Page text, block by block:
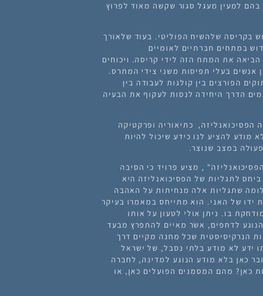
למעין מעגל סגור שקשה מאוד לפרוץ
בקריסה שלהשיח הפוליטי. בעוד שלאורך
במתחים חברתיים לאומיים
הביאה את המתח הזה לידי קריסה. ויכוחים
אנשים בעלי תפיסות משני צידי המתרס.
הפורצים בין קולגות לעבודה בין
הדרך היחידה לנסות לעקוף את הבעיה
הפסיכואנליזה, כתיאוריה ופרקטיקה
להציע לנו כידע שיכול להיות
במצב שנוצר.
של הפסיכואנליזה" , מציע פרויד כי הסיבה
לתגליות של הפסיכואנליזה היא
שתגליות אלה מנחיתות על האהבה
של האני. הוא מתייחס במאמרו בעיקר
בו. ניתן אולי לטעון על אותו
לדחפים, אשר מאיים להתפרץ מבעד
הנרקיסיסטית שכל מחנה מקיים דרך
ידע לא מודע בלתי נסבל, של ישראל
כאן בלא מודע הנוגע למדינה, לחברה
כאן? מהם המסמנים הפועלים כאן, או